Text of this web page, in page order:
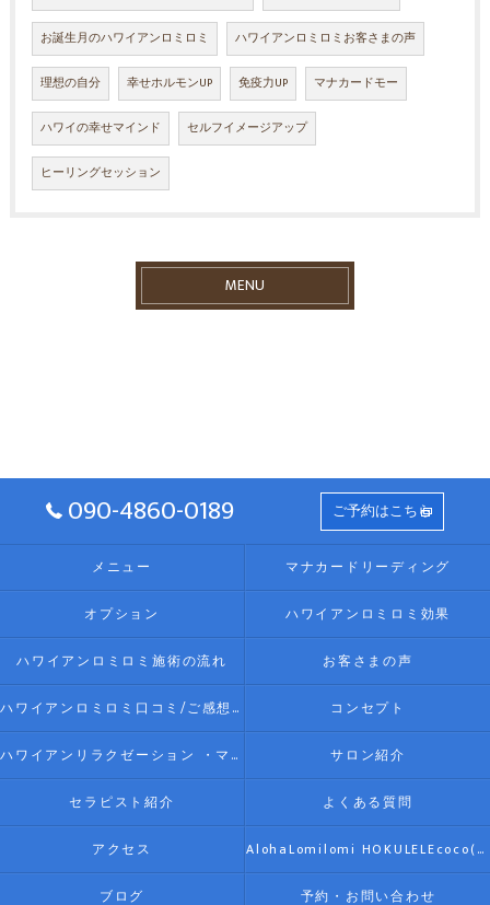
お誕生月のハワイアンロミロミ ハワイアンロミロミお客さまの声
理想の自分 幸せホルモンUP 免疫力UP マナカードモー
ハワイの幸せマインド セルフイメージアップ
ヒーリングセッション
MENU
090-4860-0189 ご予約はこちら
メニュー マナカードリーディング
オプション ハワイアンロミロミ効果
ハワイアンロミロミ施術の流れ お客さまの声
ハワイアンロミロミ口コミ/ご感想(伊勢リラク/リラクゼーション) コンセプト
ハワイアンリラクゼーション ・マッサージ AlohaLomilomi HOKULELEcoco(アロハロミロミ ホクレレココ)☆彡について サロン紹介
セラピスト紹介 よくある質問
アクセス AlohaLomilomi HOKULELEcoco(アロハロミロミ ホクレレココ)☆彡
ブログ 予約・お問い合わせ